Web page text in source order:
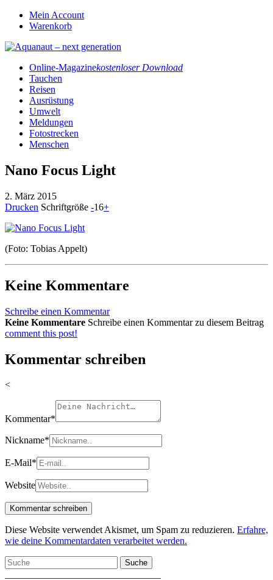
Mein Account
Warenkorb
Online-Magazinekostenloser Download
Tauchen
Reisen
Ausrüstung
Umwelt
Meldungen
Fotostrecken
Menschen
Nano Focus Light
2. März 2015
Drucken Schriftgröße -16+
(Foto: Tobias Appelt)
Keine Kommentare
Schreibe einen Kommentar
Keine Kommentare Schreibe einen Kommentar zu diesem Beitrag
comment this post!
Kommentar schreiben
<
Kommentar*
Nickname*
E-Mail*
Website
Diese Website verwendet Akismet, um Spam zu reduzieren. Erfahre,
wie deine Kommentardaten verarbeitet werden.
Suche